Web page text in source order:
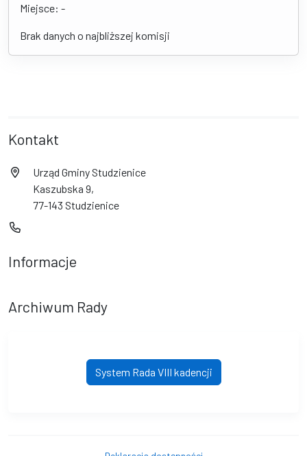
Miejsce: -
Brak danych o najbliższej komisji
Kontakt
Urząd Gminy Studzienice
Kaszubska 9,
77-143 Studzienice
Informacje
Archiwum Rady
System Rada VIII kadencji